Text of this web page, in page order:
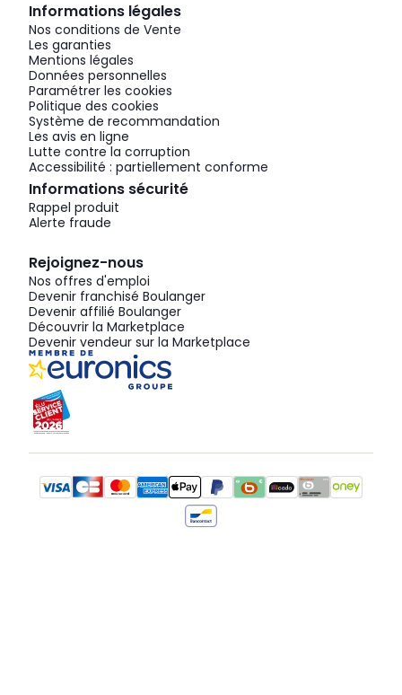
Informations légales
Nos conditions de Vente
Les garanties
Mentions légales
Données personnelles
Paramétrer les cookies
Politique des cookies
Système de recommandation
Les avis en ligne
Lutte contre la corruption
Accessibilité : partiellement conforme
Informations sécurité
Rappel produit
Alerte fraude
Rejoignez-nous
Nos offres d'emploi
Devenir franchisé Boulanger
Devenir affilié Boulanger
Découvrir la Marketplace
Devenir vendeur sur la Marketplace